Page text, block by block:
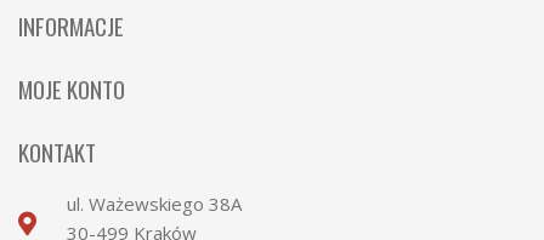
Nowości
O nas
Kontakt
INFORMACJE
Regulamin
Polityka Prywatności
MOJE KONTO
Historia Zamówień
KONTAKT
ul. Ważewskiego 38A
30-499 Kraków